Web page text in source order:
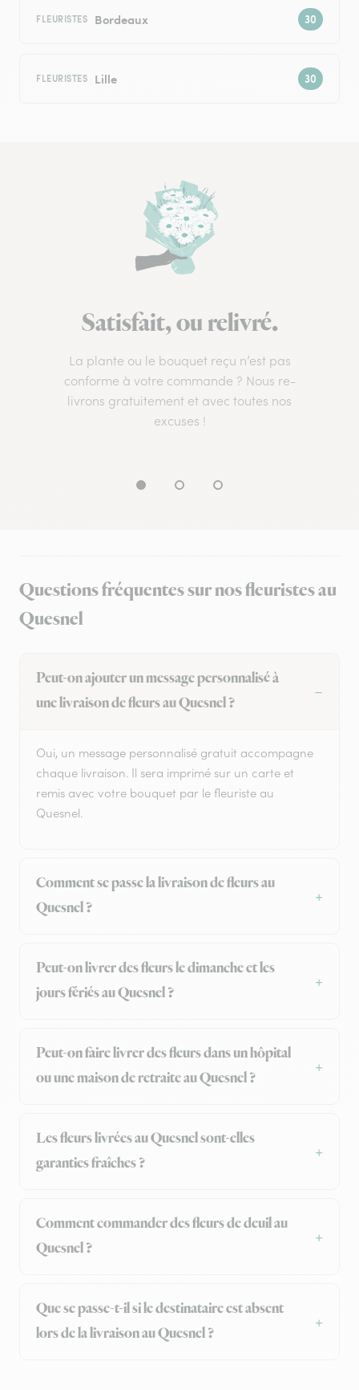
FLEURISTES Bordeaux
FLEURISTES Lille
Satisfait, ou relivré.
La plante ou le bouquet reçu n’est pas
conforme à votre commande ? Nous re-
livrons gratuitement et avec toutes nos
excuses !
Questions fréquentes sur nos fleuristes au
Quesnel
Peut-on ajouter un message personnalisé à
une livraison de fleurs au Quesnel ?
Oui, un message personnalisé gratuit accompagne
chaque livraison. Il sera imprimé sur un carte et
remis avec votre bouquet par le fleuriste au
Quesnel.
Comment se passe la livraison de fleurs au
Quesnel ?
Peut-on livrer des fleurs le dimanche et les
jours fériés au Quesnel ?
Peut-on faire livrer des fleurs dans un hôpital
ou une maison de retraite au Quesnel ?
Les fleurs livrées au Quesnel sont-elles
garanties fraîches ?
Comment commander des fleurs de deuil au
Quesnel ?
Que se passe-t-il si le destinataire est absent
lors de la livraison au Quesnel ?